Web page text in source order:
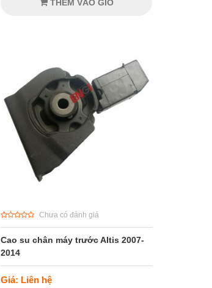
THÊM VÀO GIỎ
Chưa có đánh giá
Cao su chân máy trước Altis 2007-
2014
Giá: Liên hệ